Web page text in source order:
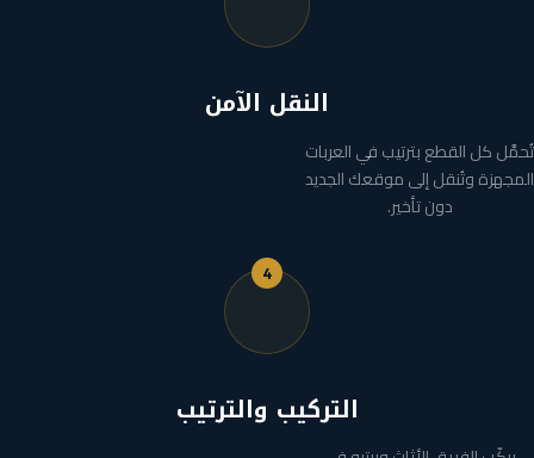
النقل الآمن
تُحمَّل كل القطع بترتيب في العربات
المجهزة وتُنقل إلى موقعك الجديد
دون تأخير.
4
التركيب والترتيب